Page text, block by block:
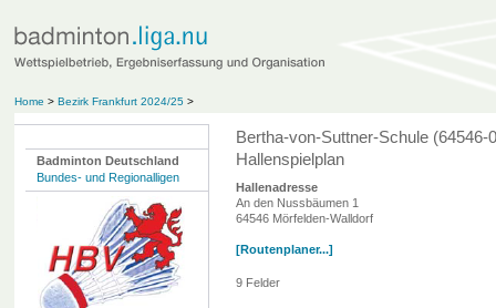
Home > Bezirk Frankfurt 2024/25>
Badminton Deutschland
Bundes- und Regionalligen
Bertha-von-Suttner-Schule (64546-
Hallenspielplan
Hallenadresse
An den Nussbäumen 1
64546 Mörfelden-Walldorf
[Routenplaner...]
9 Felder